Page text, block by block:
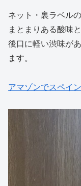
ネット・裏ラベル
まとまりある酸味
後口に軽い渋味が
ます。
アマゾンでスペイ